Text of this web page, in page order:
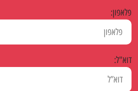
פלאפון:
דוא"ל: